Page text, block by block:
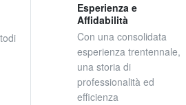
Esperienza e
Affidabilità
Con una consolidata
esperienza trentennale,
una storia di
professionalità ed
efficienza